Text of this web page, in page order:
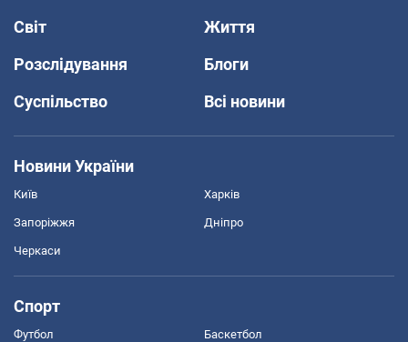
Світ
Життя
Розслідування
Блоги
Суспільство
Всі новини
Новини України
Київ Харків
Запоріжжя Дніпро
Черкаси
Спорт
Футбол Баскетбол